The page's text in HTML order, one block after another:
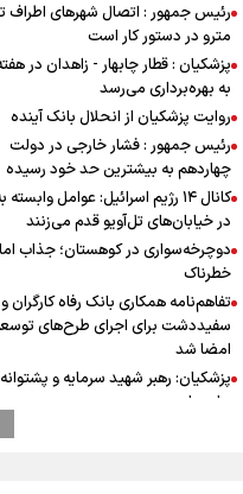
رئیس جمهور : اتصال شهرهای اطراف
مترو در دستور کار است
پزشکیان : قطار چابهار - زاهدان در
به بهره‌برداری می‌رسد
روایت پزشکیان از انحلال بانک آینده
رئیس جمهور : فشار خارجی در دولت
چهاردهم به بیشترین حد خود رسیده
کانال ۱۴ رژیم اسرائیل: عوامل
در خیابان‌های تل‌آویو قدم می‌زنند
دوچرخه‌سواری در کوهستان؛ جذاب
خطرناک
تفاهم‌نامه همکاری بانک رفاه کارگران
سفیددشت برای اجرای طرح‌های
امضا شد
پزشکیان: رهبر شهید سرمایه و
برای ما بود
گزارشی از ورود وزیر ورزش و جوانان